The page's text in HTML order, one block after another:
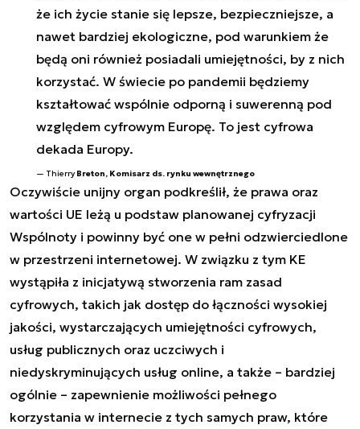
że ich życie stanie się lepsze, bezpieczniejsze, a
nawet bardziej ekologiczne, pod warunkiem że
będą oni również posiadali umiejętności, by z nich
korzystać. W świecie po pandemii będziemy
kształtować wspólnie odporną i suwerenną pod
względem cyfrowym Europę. To jest cyfrowa
dekada Europy.
Thierry Breton, Komisarz ds. rynku wewnętrznego
Oczywiście unijny organ podkreślił, że prawa oraz
wartości UE leżą u podstaw planowanej cyfryzacji
Wspólnoty i powinny być one w pełni odzwierciedlone
w przestrzeni internetowej. W związku z tym KE
wystąpiła z inicjatywą stworzenia ram zasad
cyfrowych, takich jak dostęp do łączności wysokiej
jakości, wystarczających umiejętności cyfrowych,
usług publicznych oraz uczciwych i
niedyskryminujących usług online, a także – bardziej
ogólnie – zapewnienie możliwości pełnego
korzystania w internecie z tych samych praw, które